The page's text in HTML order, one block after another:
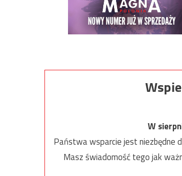
W
Państwa wsparcie jest niezbędne
Masz świadomość tego jak